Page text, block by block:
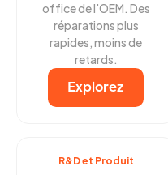
office de l'OEM. Des
réparations plus
rapides, moins de
retards.
Explorez
R&D et Produit